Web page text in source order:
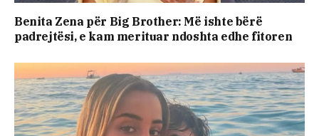
Benita Zena për Big Brother: Më ishte bërë
padrejtësi, e kam merituar ndoshta edhe fitoren